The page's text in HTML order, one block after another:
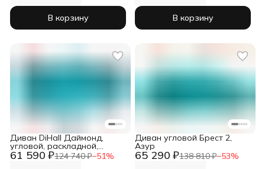
В корзину В корзину
61 590 ₽124 740 ₽−51%
Диван DiHall Даймонд,
угловой, раскладной,
велюр, с ящиком для белья 65 290 ₽138 810 ₽−53%
Диван угловой Брест 2,
Азур